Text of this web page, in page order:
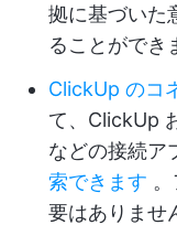
拠に基づいた
ることができ
ClickUp のコ
て、ClickUp
などの接続ア
索できます
要はありませ